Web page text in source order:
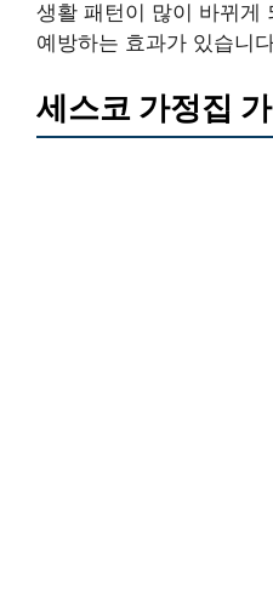
생활 패턴이 많이 바뀌게
예방하는 효과가 있습니
세스코 가정집